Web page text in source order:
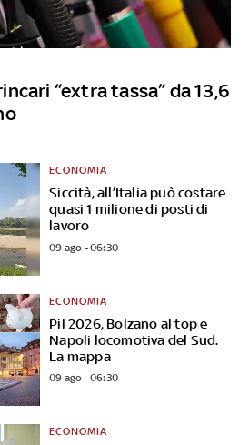
“extra tassa” da 13,6
Siccità, all’Italia può costare
quasi 1 milione di posti di
lavoro
ECONOMIA
09 ago - 06:30
Pil 2026, Bolzano al top e
Napoli locomotiva del Sud.
La mappa
ECONOMIA
09 ago - 06:30
ECONOMIA